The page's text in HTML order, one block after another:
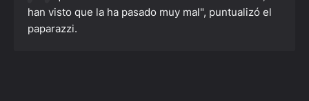
han visto que la ha pasado muy mal", puntualizó el
paparazzi.